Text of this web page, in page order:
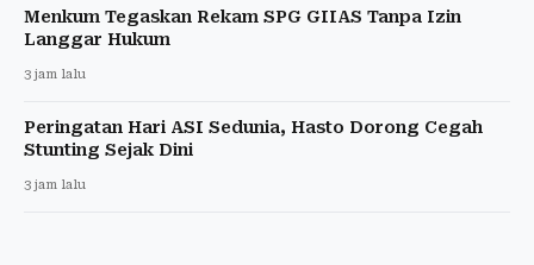
Menkum Tegaskan Rekam SPG GIIAS Tanpa Izin
Langgar Hukum
3 jam lalu
Peringatan Hari ASI Sedunia, Hasto Dorong Cegah
Stunting Sejak Dini
3 jam lalu